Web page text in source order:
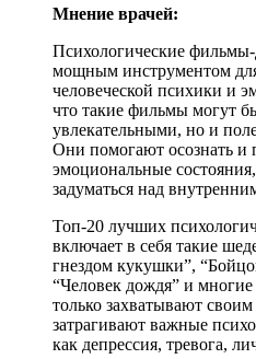
Мнение врачей:
Психологические
мощным инструментом
человеческой психики и
что такие фильмы могут
увлекательными, но и
Они помогают осознать и
эмоциональные
задуматься над
Топ-20 лучших
включает в себя такие
гнездом кукушки”,
“Человек дождя” и
только захватывают
затрагивают важные
как депрессия, тревога,